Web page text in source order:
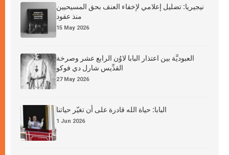
نيجيريا: تضليل إعلامي لإخفاء العنف بحق المسيحيين
منذ عقود
15 May 2026
العبوديَّة بين اعتذار البابا لاوُن الرابع عشر وصرخة
القدِّيس شارل دي فوكو
27 May 2026
البابا: حياة الله قادرة على أن تغيّر حياتنا
1 Jun 2026